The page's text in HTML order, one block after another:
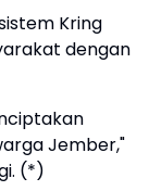
Kring
dengan
Jember,"
(*)